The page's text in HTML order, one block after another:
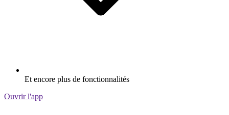
Et encore plus de fonctionnalités
Ouvrir l'app